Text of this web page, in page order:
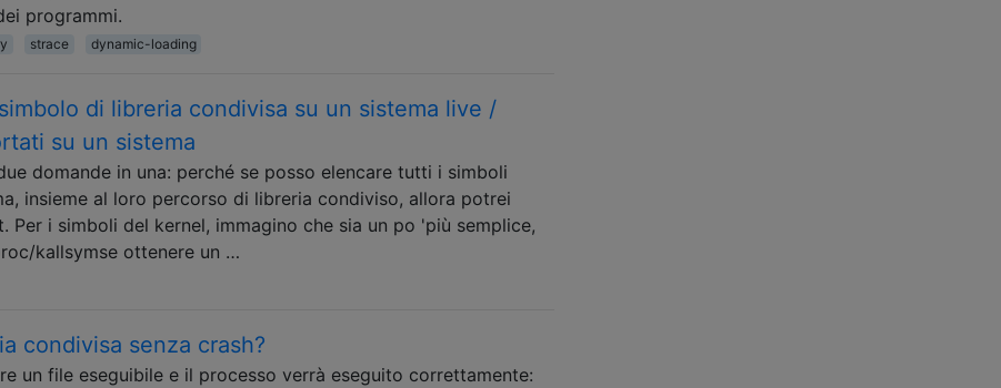
programmi.
strace dynamic-loading
di libreria condivisa su un sistema live /
su un sistema
domande in una: perché se posso elencare tutti i simboli
insieme al loro percorso di libreria condiviso, allora potrei
Per i simboli del kernel, immagino che sia un po 'più semplice,
kallsymse ottenere un …
condivisa senza crash?
un file eseguibile e il processo verrà eseguito correttamente: